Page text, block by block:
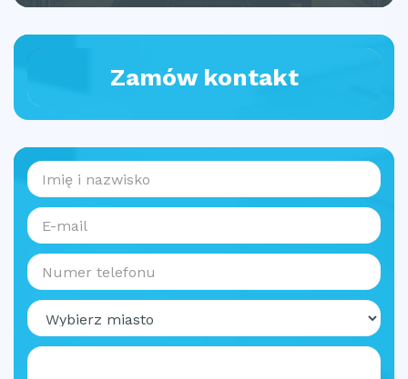
Zamów kontakt